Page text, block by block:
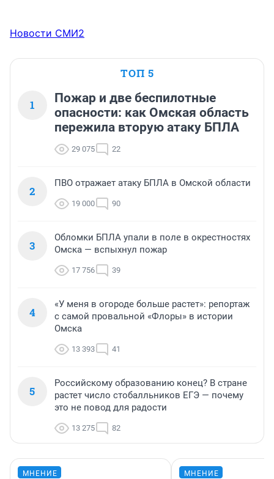
Новости СМИ2
ТОП 5
1
Пожар и две беспилотные
опасности: как Омская область
пережила вторую атаку БПЛА
29 075 22
2
ПВО отражает атаку БПЛА в Омской области
19 000 90
3
Обломки БПЛА упали в поле в окрестностях
Омска — вспыхнул пожар
17 756 39
4
«У меня в огороде больше растет»: репортаж
с самой провальной «Флоры» в истории
Омска
13 393 41
5
Российскому образованию конец? В стране
растет число стобалльников ЕГЭ — почему
это не повод для радости
13 275 82
МНЕНИЕ МНЕНИЕ